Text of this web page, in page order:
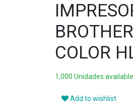
COLOR
1,000 Unidades available
Add to wishlist